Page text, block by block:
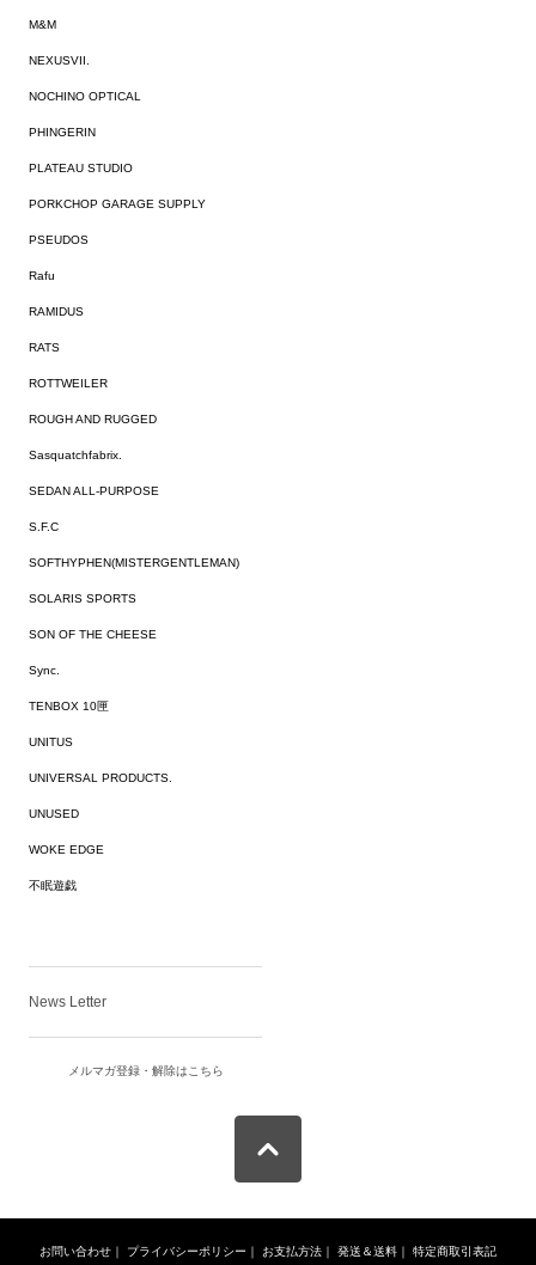
M&M
NEXUSVII.
NOCHINO OPTICAL
PHINGERIN
PLATEAU STUDIO
PORKCHOP GARAGE SUPPLY
PSEUDOS
Rafu
RAMIDUS
RATS
ROTTWEILER
ROUGH AND RUGGED
Sasquatchfabrix.
SEDAN ALL-PURPOSE
S.F.C
SOFTHYPHEN(MISTERGENTLEMAN)
SOLARIS SPORTS
SON OF THE CHEESE
Sync.
TENBOX 10匣
UNITUS
UNIVERSAL PRODUCTS.
UNUSED
WOKE EDGE
不眠遊戯
News Letter
メルマガ登録・解除はこちら
お問い合わせ プライバシーポリシー お支払方法 発送＆送料 特定商取引表記